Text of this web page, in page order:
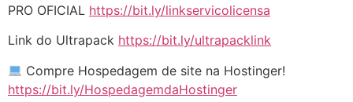
PRO OFICIAL https://bit.ly/linkservicolicensa
Link do Ultrapack https://bit.ly/ultrapacklink
Compre Hospedagem de site na Hostinger!
https://bit.ly/HospedagemdaHostinger